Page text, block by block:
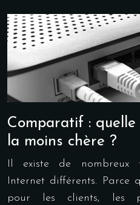
Comparatif :
la moins chère ?
Il existe de nombreux
Internet différents. Parce
pour les clients, les